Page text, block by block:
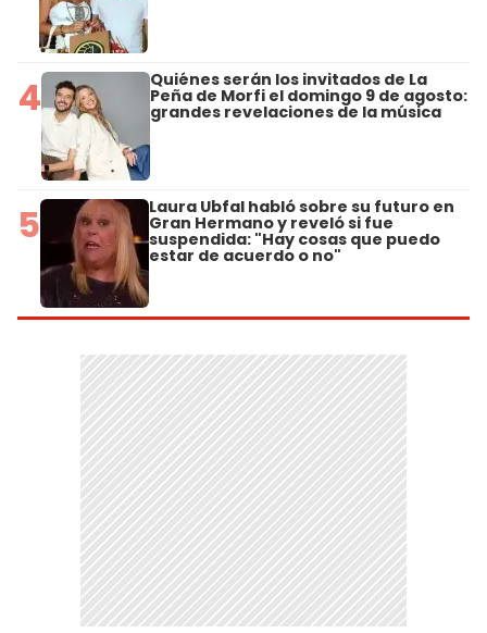
4 Quiénes serán los invitados de La
Peña de Morfi el domingo 9 de agosto:
grandes revelaciones de la música
5 Laura Ubfal habló sobre su futuro en
Gran Hermano y reveló si fue
suspendida: "Hay cosas que puedo
estar de acuerdo o no"